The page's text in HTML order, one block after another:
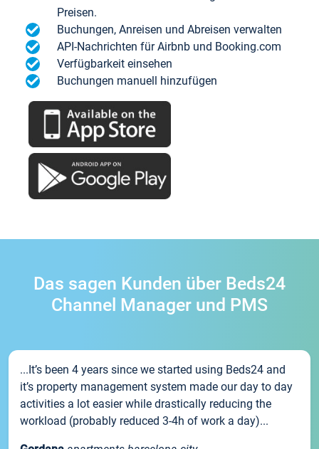
Preisen.
Buchungen, Anreisen und Abreisen verwalten
API-Nachrichten für Airbnb und Booking.com
Verfügbarkeit einsehen
Buchungen manuell hinzufügen
Das sagen Kunden über Beds24
Channel Manager und PMS
...It’s been 4 years since we started using Beds24 and
it’s property management system made our day to day
activities a lot easier while drastically reducing the
workload (probably reduced 3-4h of work a day)...